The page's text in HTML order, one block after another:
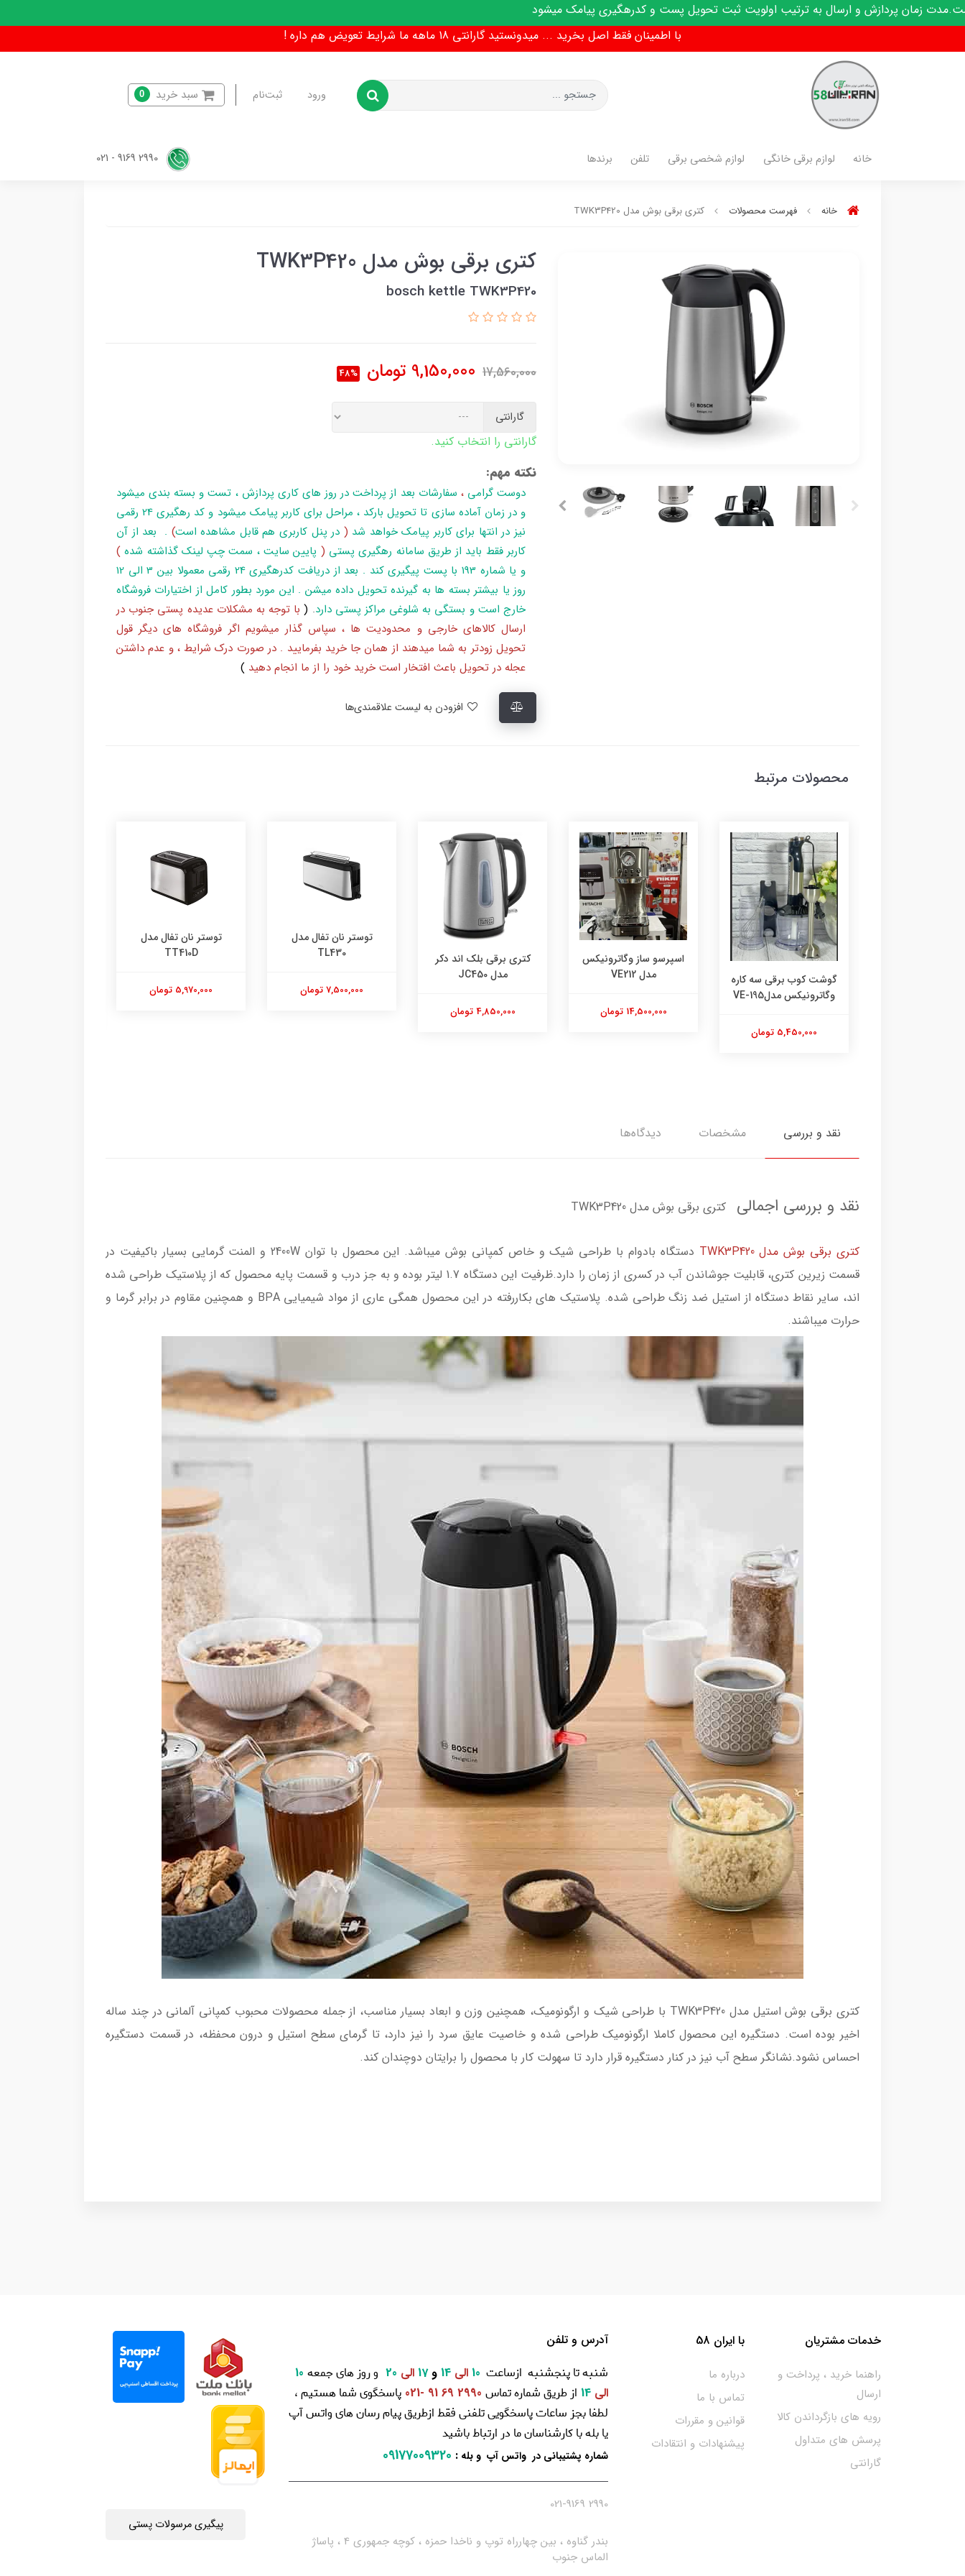
و ارسال به ترتیب اولویت ثبت تحویل پست و کدرهگیری پیامک میشود
با اطمینان فقط اصل بخرید ... میدونستید گارانتی 18 ماهه ما شرایط تعویض هم داره !
ورود ثبت‌نام سبد خرید 0
خانه لوازم برقی خانگی لوازم شخصی برقی تلفن برندها
خانه فهرست محصولات کتری برقی بوش مدل TWK3P420
کتری برقی بوش مدل TWK3P420
bosch kettle TWK3P420
17,560,000
9,150,000 تومان 48%
گارانتی
گارانتی را انتخاب کنید.
نکته مهم:
دوست گرامی، سفارشات بعد از پرداخت در روز های کاری پردازش ، تست و بسته بندی میشود
و در زمان آماده سازی تا تحویل بارکد ، مراحل برای کاربر پیامک میشود و کد رهگیری 24 رقمی
نیز در انتها برای کاربر پیامک خواهد شد ( در پنل کاربری هم قابل مشاهده است) . بعد از آن
کاربر فقط باید از طریق سامانه رهگیری پستی ( پایین سایت ، سمت چپ لینک گذاشته شده )
و یا شماره 193 با پست پیگیری کند . بعد از دریافت کدرهگیری 24 رقمی معمولا بین 3 الی 12
روز یا بیشتر بسته ها به گیرنده تحویل داده میشن . این مورد بطور کامل از اختیارات فروشگاه
خارج است و بستگی به شلوغی مراکز پستی دارد.
(با توجه به مشکلات عدیده پستی جنوب در
ارسال کالاهای خارجی و محدودیت ها ، سپاس گذار میشویم اگر فروشگاه های دیگر قول
تحویل زودتر به شما میدهند از همان جا خرید بفرمایید . در صورت درک شرایط ، و عدم داشتن
عجله در تحویل باعث افتخار است خرید خود را از ما انجام دهید )
محصولات مرتبط
گوشت کوب برقی سه کاره
وگاترونیکس مدلVE-195
5,450,000 تومان
اسپرسو ساز وگاترونیکس
مدل VE212
14,500,000 تومان
کتری برقی بلک اند دکر
مدل JC450
4,850,000 تومان
توستر نان تفال مدل
TL430
7,500,000 تومان
توستر نان تفال مدل
TT410D
5,970,000 تومان
نقد و بررسی مشخصات دیدگاه‌ها
نقد و بررسی اجمالی کتری برقی بوش مدل TWK3P420
کتری برقی بوش مدل TWK3P420
دستگاه بادوام با طراحی شیک و خاص کمپانی بوش میباشد. این محصول با توان 2400W و المنت گرمایی بسیار باکیفیت در
قسمت زیرین کتری، قابلیت جوشاندن آب در کسری از زمان را دارد.ظرفیت این دستگاه 1.7 لیتر بوده و به جز درب و قسمت پایه محصول که از پلاستیک طراحی شده
اند، سایر نقاط دستگاه از استیل ضد زنگ طراحی شده. پلاستیک های بکاررفته در این محصول همگی عاری از مواد شیمیایی BPA و همچنین مقاوم در برابر گرما و
حرارت میباشند.
کتری برقی بوش استیل مدل TWK3P420 با طراحی شیک و ارگونومیک، همچنین وزن و ابعاد بسیار مناسب، از جمله محصولات محبوب کمپانی آلمانی در چند ساله
اخیر بوده است. دستگیره این محصول کاملا ارگونومیک طراحی شده و خاصیت عایق سرد را نیز دارد، تا گرمای سطح استیل و درون محفظه، در قسمت دستگیره
احساس نشود.نشانگر سطح آب نیز در کنار دستگیره قرار دارد تا سهولت کار با محصول را برایتان دوچندان کند.
خدمات مشتریان
راهنما خرید ، پرداخت و
ارسال
رویه های بازگرداندن کالا
پرسش های متداول
گارانتی
با ایران 58
درباره ما
تماس با ما
قوانین و مقررات
پیشنهادات و انتقادات
آدرس و تلفن
شنبه تا پنجشنبه ازساعت 10 الی و17 الی و روز های جمعه
الی
از طریق شماره تماس 2990 69 91 -021
پاسخگوی شما هستیم ،
لطفا بجز ساعات پاسخگویی تلفنی فقط ازطریق پیام رسان های واتس آپ
یا بله با کارشناسان ما در ارتباط باشید
شماره پشتیبانی در واتس آپ و بله :
09177009320
2990 021-9169
بندر گناوه ، بین چهارراه توپ و ناخدا حمزه ، کوچه جمهوری 4 ، پاساژ
الماس جنوب
پیگیری مرسولات پستی